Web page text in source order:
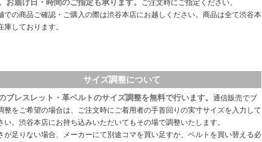
お届け日・時間のご指定も承ります。
ご注文時にご指定ください。
での商品ご確認・ご購入の際は渋谷本店にお越しください。商品は全て渋谷本
庫しております。
サイズ調整について
ブレスレット・革ベルトのサイズ調整を無料で行います。 通信販売でブ
整をご希望の場合は、ご注文時にご着用者の手首回りの実寸サイズを入力して
い。渋谷本店にお持ち込みいただいてもその場で調整いたします。
が足りない場合、メーカーにて別途コマを買い足すか、ベルトを買い替える必